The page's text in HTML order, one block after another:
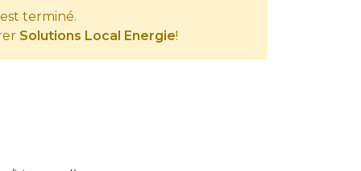
est terminé.
Solutions Local Energie!